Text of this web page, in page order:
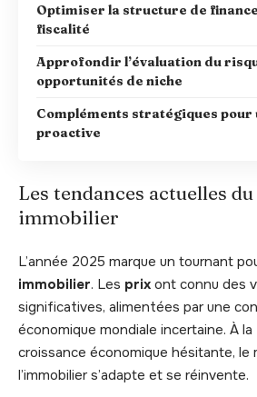
Optimiser la structure de
fiscalité
Approfondir l’évaluation du
opportunités de niche
Compléments stratégiques pour
proactive
Les tendances actuelles
immobilier
L’année 2025 marque un tournant
immobilier. Les prix ont connu des
significatives, alimentées par une
économique mondiale incertaine. À la
croissance économique hésitante, le
l’immobilier s’adapte et se réinvente.